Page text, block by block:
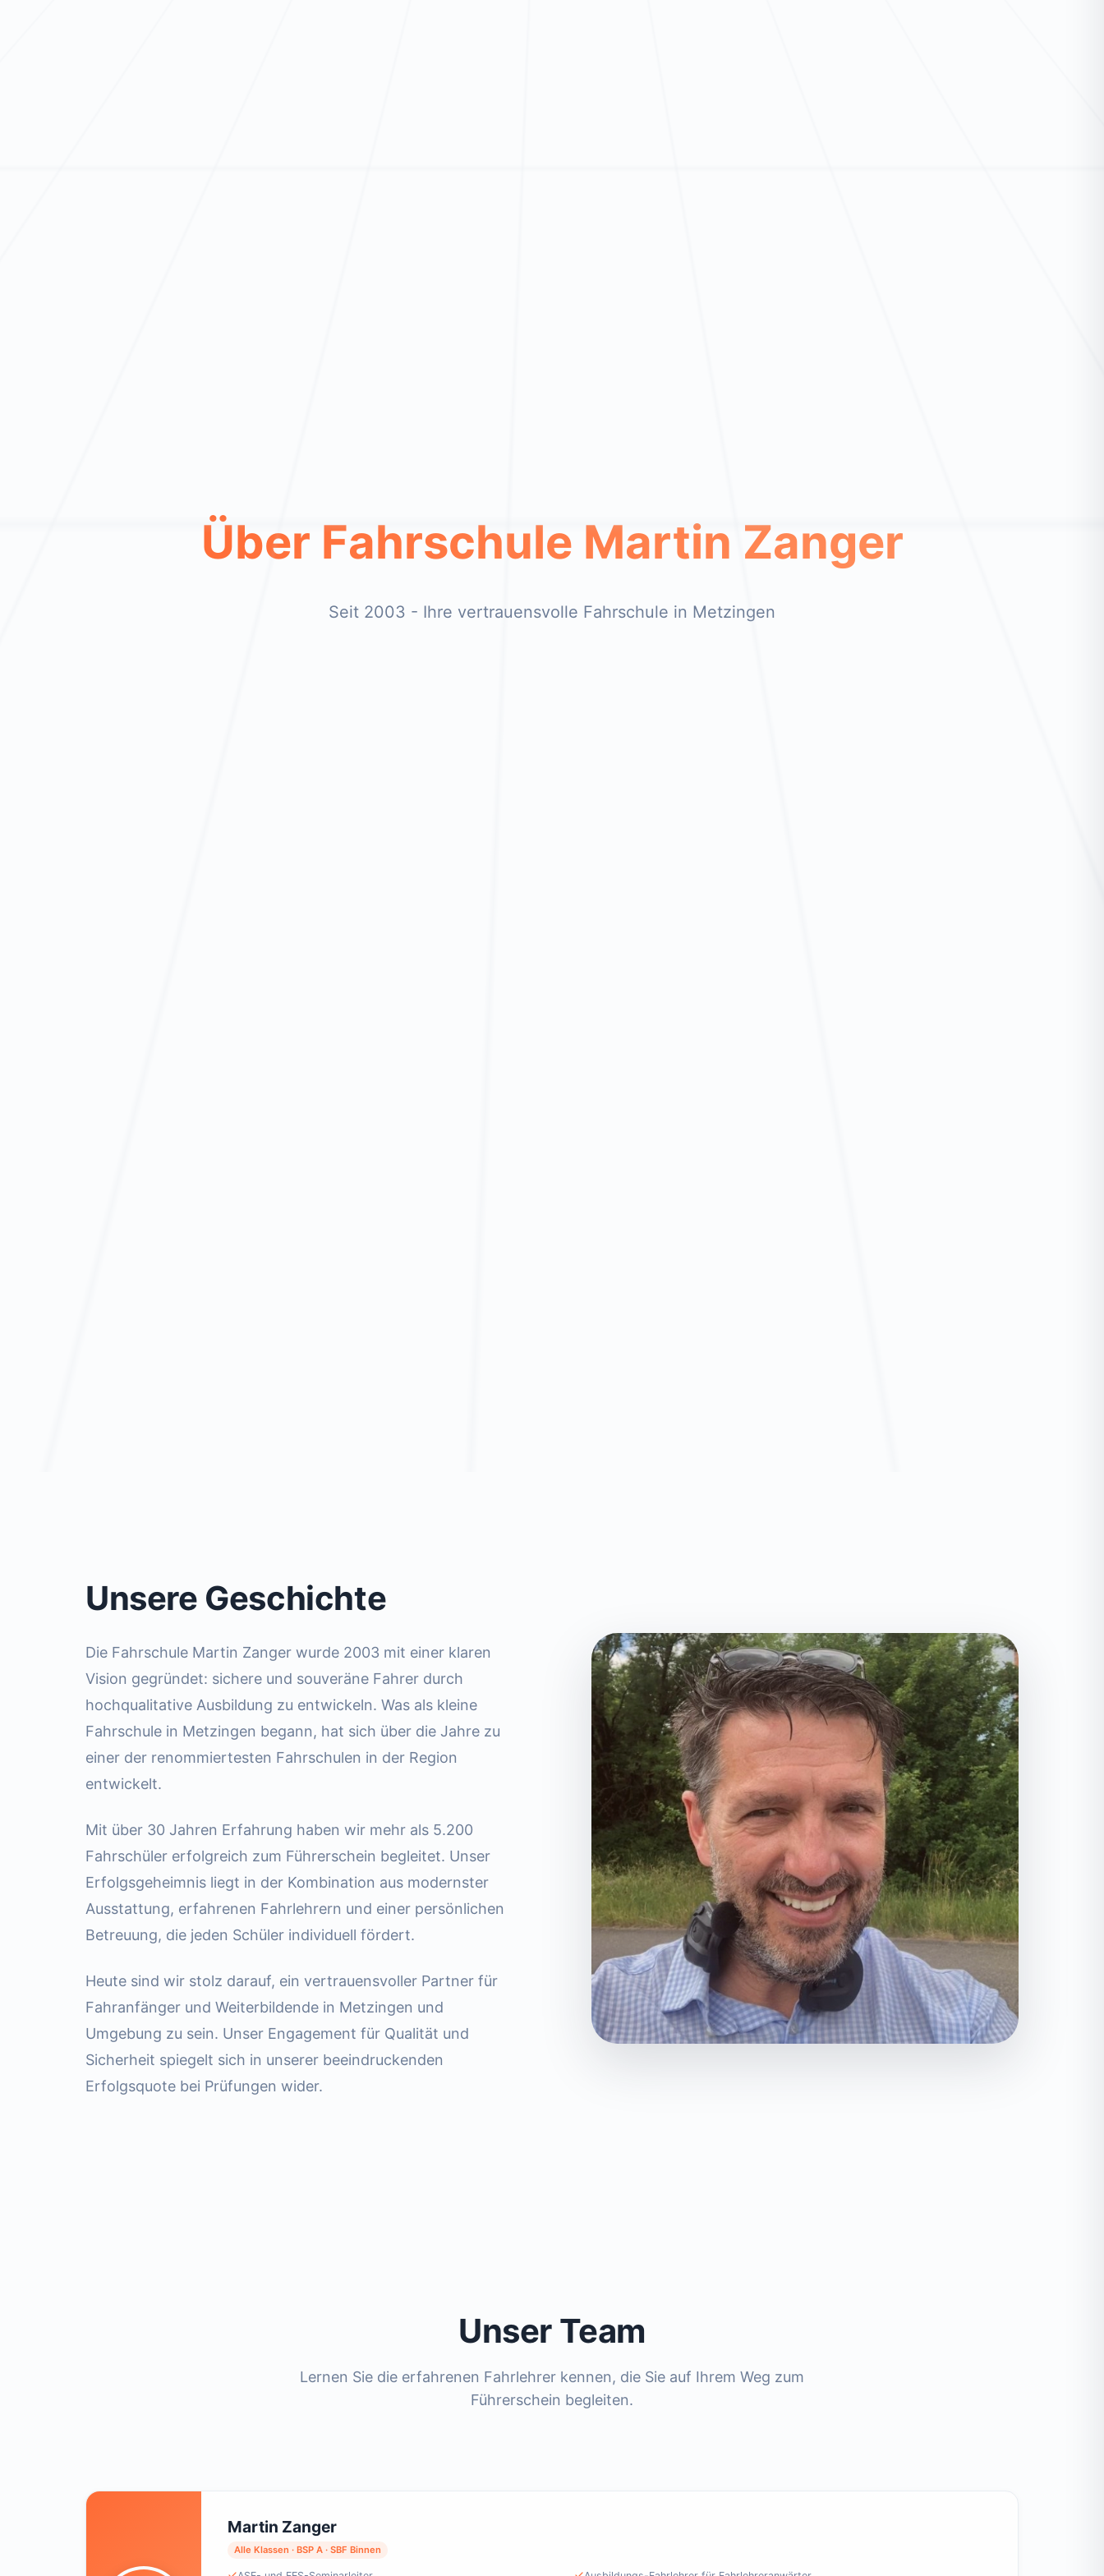
Über Fahrschule Martin Zanger
Seit 2003 - Ihre vertrauensvolle Fahrschule in Metzingen
Unsere Geschichte
Die Fahrschule Martin Zanger wurde 2003 mit einer klaren
Vision gegründet: sichere und souveräne Fahrer durch
hochqualitative Ausbildung zu entwickeln. Was als kleine
Fahrschule in Metzingen begann, hat sich über die Jahre zu
einer der renommiertesten Fahrschulen in der Region
entwickelt.
Mit über 30 Jahren Erfahrung haben wir mehr als 5.200
Fahrschüler erfolgreich zum Führerschein begleitet. Unser
Erfolgsgeheimnis liegt in der Kombination aus modernster
Ausstattung, erfahrenen Fahrlehrern und einer persönlichen
Betreuung, die jeden Schüler individuell fördert.
Heute sind wir stolz darauf, ein vertrauensvoller Partner für
Fahranfänger und Weiterbildende in Metzingen und
Umgebung zu sein. Unser Engagement für Qualität und
Sicherheit spiegelt sich in unserer beeindruckenden
Erfolgsquote bei Prüfungen wider.
Unser Team
Lernen Sie die erfahrenen Fahrlehrer kennen, die Sie auf Ihrem Weg zum
Führerschein begleiten.
Martin Zanger
Alle Klassen · BSP A · SBF Binnen